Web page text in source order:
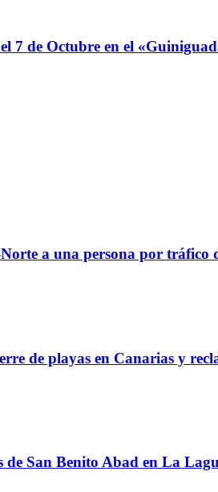
7 de Octubre en el
a una persona por tráfico
de playas en Canarias y
de San Benito Abad en La